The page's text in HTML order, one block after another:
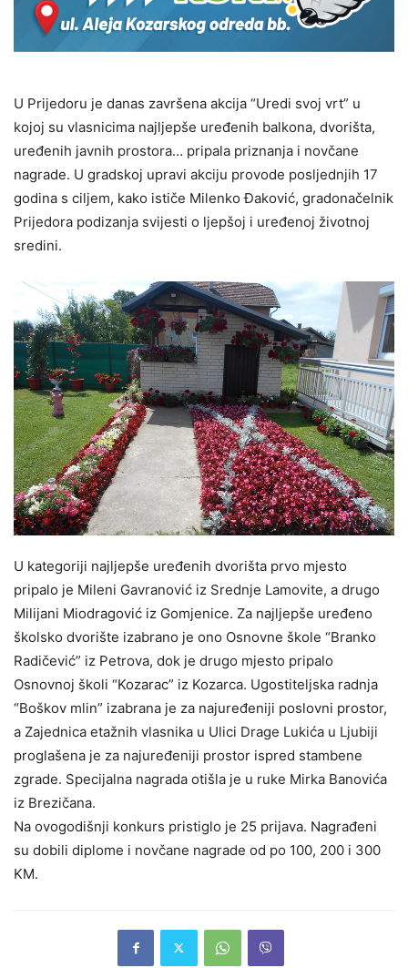
U Prijedoru je danas završena akcija “Uredi svoj vrt” u
kojoj su vlasnicima najljepše uređenih balkona, dvorišta,
uređenih javnih prostora… pripala priznanja i novčane
nagrade. U gradskoj upravi akciju provode posljednjih 17
godina s ciljem, kako ističe Milenko Đaković, gradonačelnik
Prijedora podizanja svijesti o ljepšoj i uređenoj životnoj
sredini.
U kategoriji najljepše uređenih dvorišta prvo mjesto
pripalo je Mileni Gavranović iz Srednje Lamovite, a drugo
Milijani Miodragović iz Gomjenice. Za najljepše uređeno
školsko dvorište izabrano je ono Osnovne škole “Branko
Radičević” iz Petrova, dok je drugo mjesto pripalo
Osnovnoj školi “Kozarac” iz Kozarca. Ugostiteljska radnja
“Boškov mlin” izabrana je za najuređeniji poslovni prostor,
a Zajednica etažnih vlasnika u Ulici Drage Lukića u Ljubiji
proglašena je za najuređeniji prostor ispred stambene
zgrade. Specijalna nagrada otišla je u ruke Mirka Banovića
iz Brezičana.
Na ovogodišnji konkurs pristiglo je 25 prijava. Nagrađeni
su dobili diplome i novčane nagrade od po 100, 200 i 300
KM.